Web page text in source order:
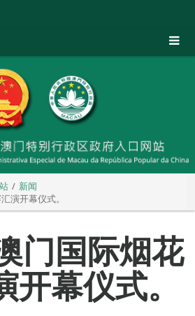
新闻
演开幕仪式。
门国际烟花
开幕仪式。